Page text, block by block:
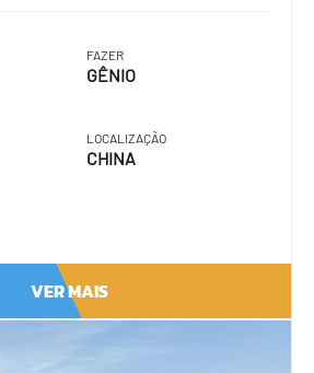
FAZER
GÊNIO
LOCALIZAÇÃO
CHINA
VER MAIS